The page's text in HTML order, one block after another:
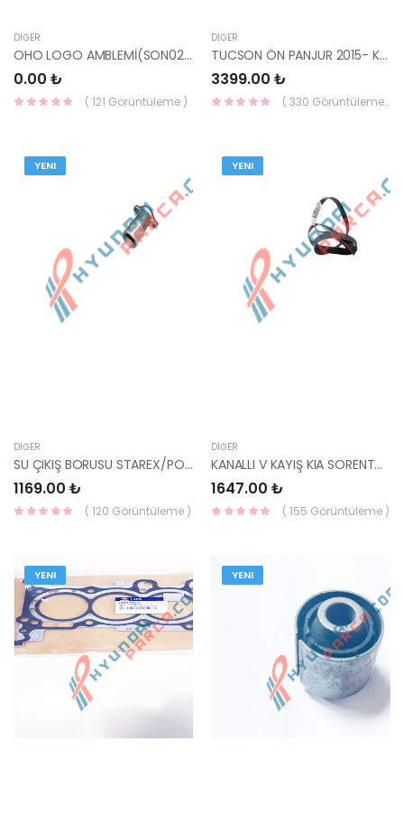
DIĞER
OHO LOGO AMBLEMİ(SON02-) 86341-3D000-HMC
0.00 ₺
( 121 Görüntüleme )
DIĞER
TUCSON ÖN PANJUR 2015- KROM TİP 86350-D7100-YS
3399.00 ₺
( 330 Görüntüleme )
YENI
DIĞER
SU ÇIKIŞ BORUSU STAREX/PORTER/H1 08-/SORENTO CRDİ 25611-4A000-HMC
1169.00 ₺
( 120 Görüntüleme )
YENI
DIĞER
KANALLI V KAYIŞ KIA SORENTO 7PK1705-YS
1647.00 ₺
( 155 Görüntüleme )
YENI YENI